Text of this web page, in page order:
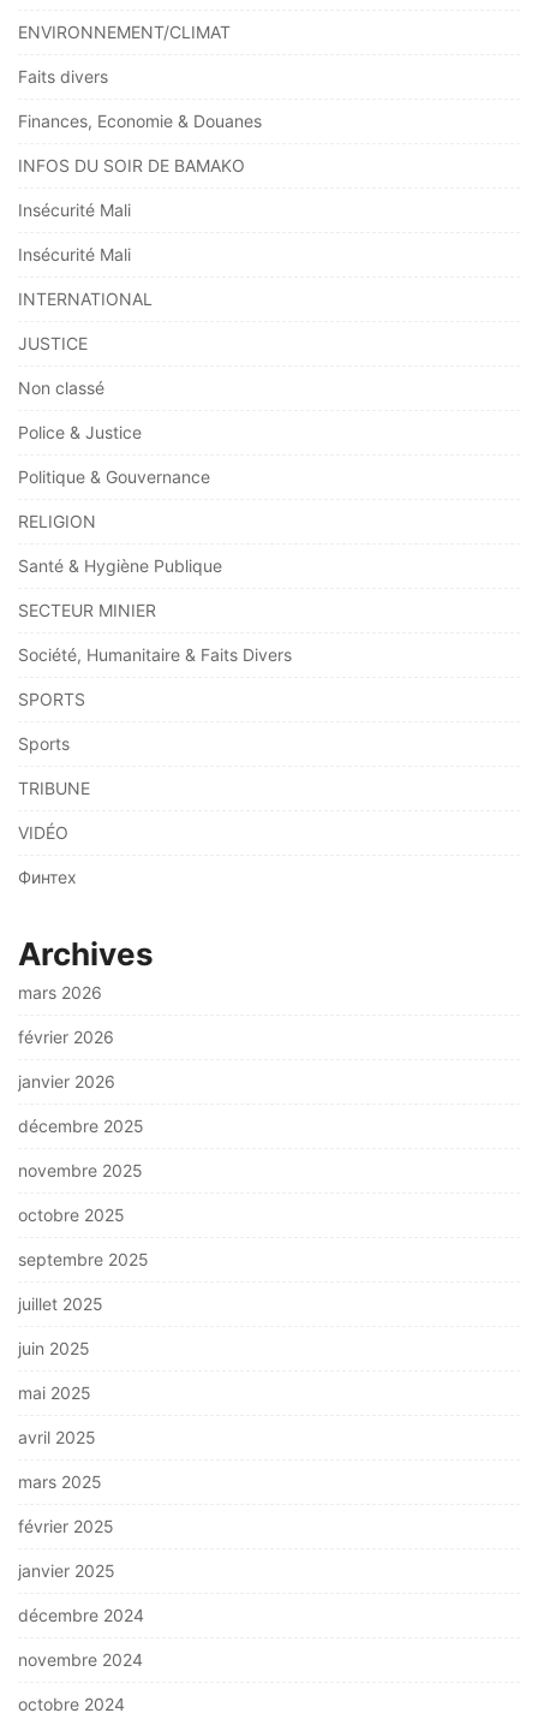
ENVIRONNEMENT/CLIMAT
Faits divers
Finances, Economie & Douanes
INFOS DU SOIR DE BAMAKO
Insécurité Mali
Insécurité Mali
INTERNATIONAL
JUSTICE
Non classé
Police & Justice
Politique & Gouvernance
RELIGION
Santé & Hygiène Publique
SECTEUR MINIER
Société, Humanitaire & Faits Divers
SPORTS
Sports
TRIBUNE
VIDÉO
Финтех
Archives
mars 2026
février 2026
janvier 2026
décembre 2025
novembre 2025
octobre 2025
septembre 2025
juillet 2025
juin 2025
mai 2025
avril 2025
mars 2025
février 2025
janvier 2025
décembre 2024
novembre 2024
octobre 2024